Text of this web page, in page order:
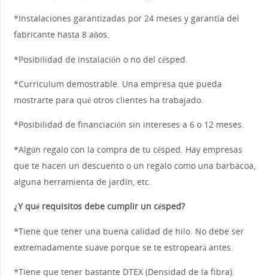
*Instalaciones garantizadas por 24 meses y garantía del
fabricante hasta 8 años.
*Posibilidad de instalación o no del césped.
*Curriculum demostrable. Una empresa que pueda
mostrarte para qué otros clientes ha trabajado.
*Posibilidad de financiación sin intereses a 6 o 12 meses.
*Algún regalo con la compra de tu césped. Hay empresas
que te hacen un descuento o un regalo como una barbacoa,
alguna herramienta de jardín, etc.
¿Y qué requisitos debe cumplir un césped?
*Tiene que tener una buena calidad de hilo. No debe ser
extremadamente suave porque se te estropeará antes.
*Tiene que tener bastante DTEX (Densidad de la fibra).